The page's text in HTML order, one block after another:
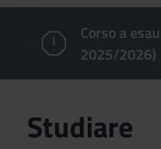
Corso a
2025/2026)
Studiare